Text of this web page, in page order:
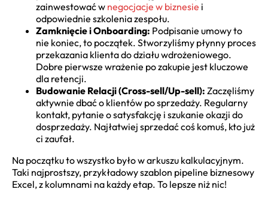
zainwestować w negocjacje w biznesie i
odpowiednie szkolenia zespołu.
Zamknięcie i Onboarding: Podpisanie umowy to
nie koniec, to początek. Stworzyliśmy płynny proces
przekazania klienta do działu wdrożeniowego.
Dobre pierwsze wrażenie po zakupie jest kluczowe
dla retencji.
Budowanie Relacji (Cross-sell/Up-sell): Zaczęliśmy
aktywnie dbać o klientów po sprzedaży. Regularny
kontakt, pytanie o satysfakcję i szukanie okazji do
dosprzedaży. Najłatwiej sprzedać coś komuś, kto już
ci zaufał.
Na początku to wszystko było w arkuszu kalkulacyjnym.
Taki najprostszy, przykładowy szablon pipeline biznesowy
Excel, z kolumnami na każdy etap. To lepsze niż nic!